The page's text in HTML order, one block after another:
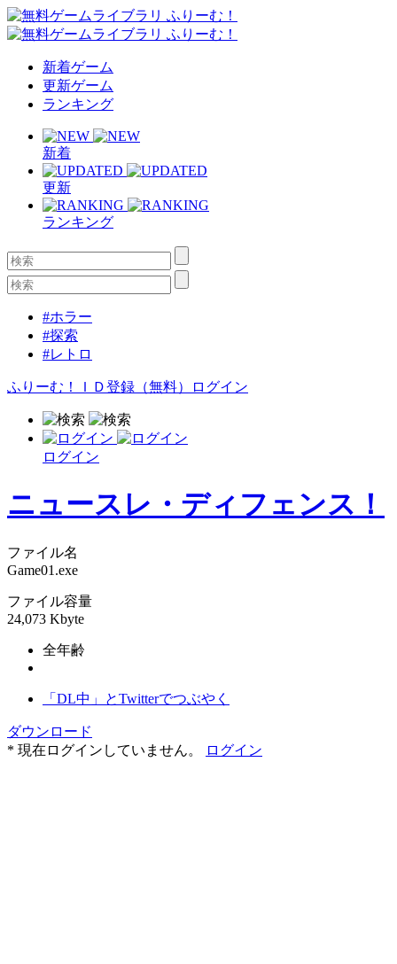
新着ゲーム
更新ゲーム
ランキング
新着
更新
ランキング
#ホラー
#探索
#レトロ
ふりーむ！ＩＤ登録（無料） ログイン
ログイン
ニュースレ・ディフェンス！
ファイル名
Game01.exe
ファイル容量
24,073 Kbyte
全年齢
「DL中」とTwitterでつぶやく
ダウンロード
* 現在ログインしていません。
ログイン